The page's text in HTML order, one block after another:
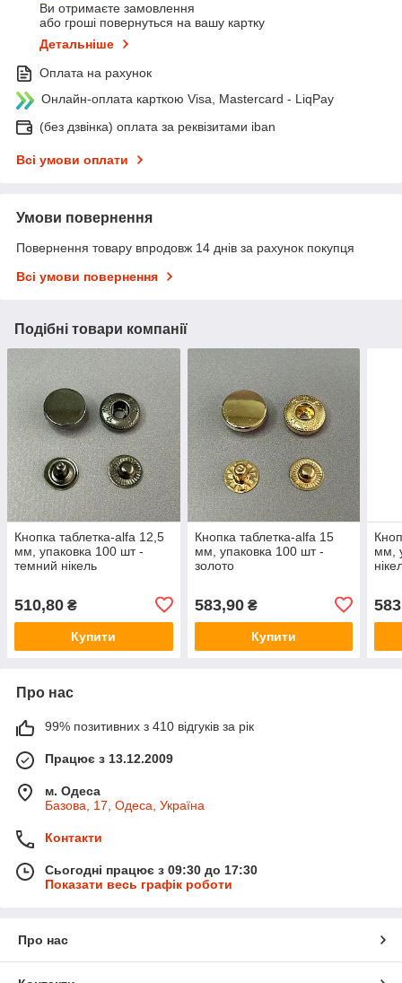
Ви отримаєте замовлення
або гроші повернуться на вашу картку
Детальніше
Оплата на рахунок
Онлайн-оплата карткою Visa, Mastercard - LiqPay
(без дзвінка) оплата за реквізитами iban
Всі умови оплати
Умови повернення
Повернення товару впродовж 14 днів за рахунок покупця
Всі умови повернення
Подібні товари компанії
Кнопка таблетка-alfa 12,5
мм, упаковка 100 шт -
темний нікель
510,80 ₴
Купити
Кнопка таблетка-alfa 15
мм, упаковка 100 шт -
золото
583,90₴
Купити
мм,
Про нас
99% позитивних з 410 відгуків за рік
Працює з 13.12.2009
м. Одеса
Базова, 17, Одеса, Україна
Контакти
Сьогодні працює з 09:30 до 17:30
Показати весь графік роботи
Про нас